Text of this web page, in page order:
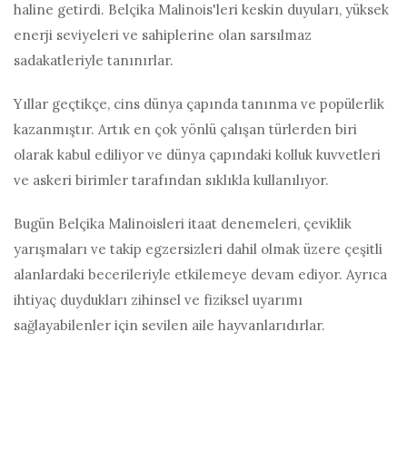
haline getirdi. Belçika Malinois'leri keskin duyuları, yüksek
enerji seviyeleri ve sahiplerine olan sarsılmaz
sadakatleriyle tanınırlar.
Yıllar geçtikçe, cins dünya çapında tanınma ve popülerlik
kazanmıştır. Artık en çok yönlü çalışan türlerden biri
olarak kabul ediliyor ve dünya çapındaki kolluk kuvvetleri
ve askeri birimler tarafından sıklıkla kullanılıyor.
Bugün Belçika Malinoisleri itaat denemeleri, çeviklik
yarışmaları ve takip egzersizleri dahil olmak üzere çeşitli
alanlardaki becerileriyle etkilemeye devam ediyor. Ayrıca
ihtiyaç duydukları zihinsel ve fiziksel uyarımı
sağlayabilenler için sevilen aile hayvanlarıdırlar.